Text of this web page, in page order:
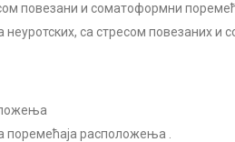
повезани и соматоформни
неуротских, са стресом повезаних и
поремећаја расположења .